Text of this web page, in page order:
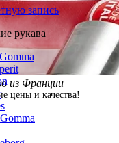
из Франции
цены и качества!
запись
рукава